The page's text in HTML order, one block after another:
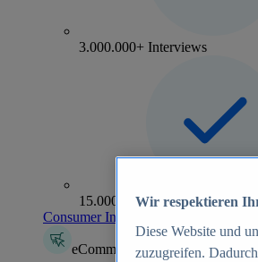
3.000.000+ Interviews
15.000+ Marken
Consumer Insights entdecken
eCommerce Insights
Wir respektieren
Diese Website und
zuzugreifen.